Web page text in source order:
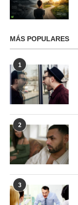
MÁS POPULARES
1
2
3